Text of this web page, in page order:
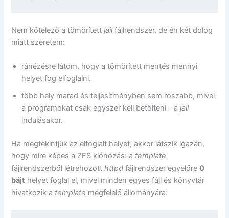
Nem kötelező a tömörítettjailfájlrendszer, de én két dolog
miatt szeretem:
ránézésre látom, hogy a tömörített mentés mennyi
helyet fog elfoglalni.
több hely marad és teljesítményben sem roszabb, mivel
a programokat csak egyszer kell betölteni – ajail
indulásakor.
Ha megtekintjük az elfoglalt helyet, akkor látszik igazán,
hogy mire képes a ZFS klónozás: a template
fájlrendszerből létrehozotthttpd fájlrendszer egyelőre0
bájt helyet foglal el, mivel minden egyes fájl és könyvtár
hivatkozik a template megfelelő állományára: